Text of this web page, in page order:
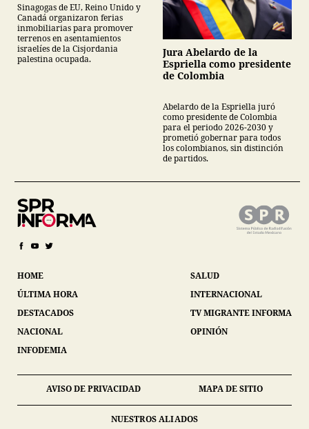
Sinagogas de EU, Reino Unido y
Canadá organizaron ferias
inmobiliarias para promover
terrenos en asentamientos
israelíes de la Cisjordania
palestina ocupada.
Jura Abelardo de la
Espriella como presidente
de Colombia
Abelardo de la Espriella juró
como presidente de Colombia
para el periodo 2026-2030 y
prometió gobernar para todos
los colombianos, sin distinción
de partidos.
HOME
ÚLTIMA HORA
DESTACADOS
NACIONAL
INFODEMIA
SALUD
INTERNACIONAL
TV MIGRANTE INFORMA
OPINIÓN
AVISO DE PRIVACIDAD MAPA DE SITIO
NUESTROS ALIADOS